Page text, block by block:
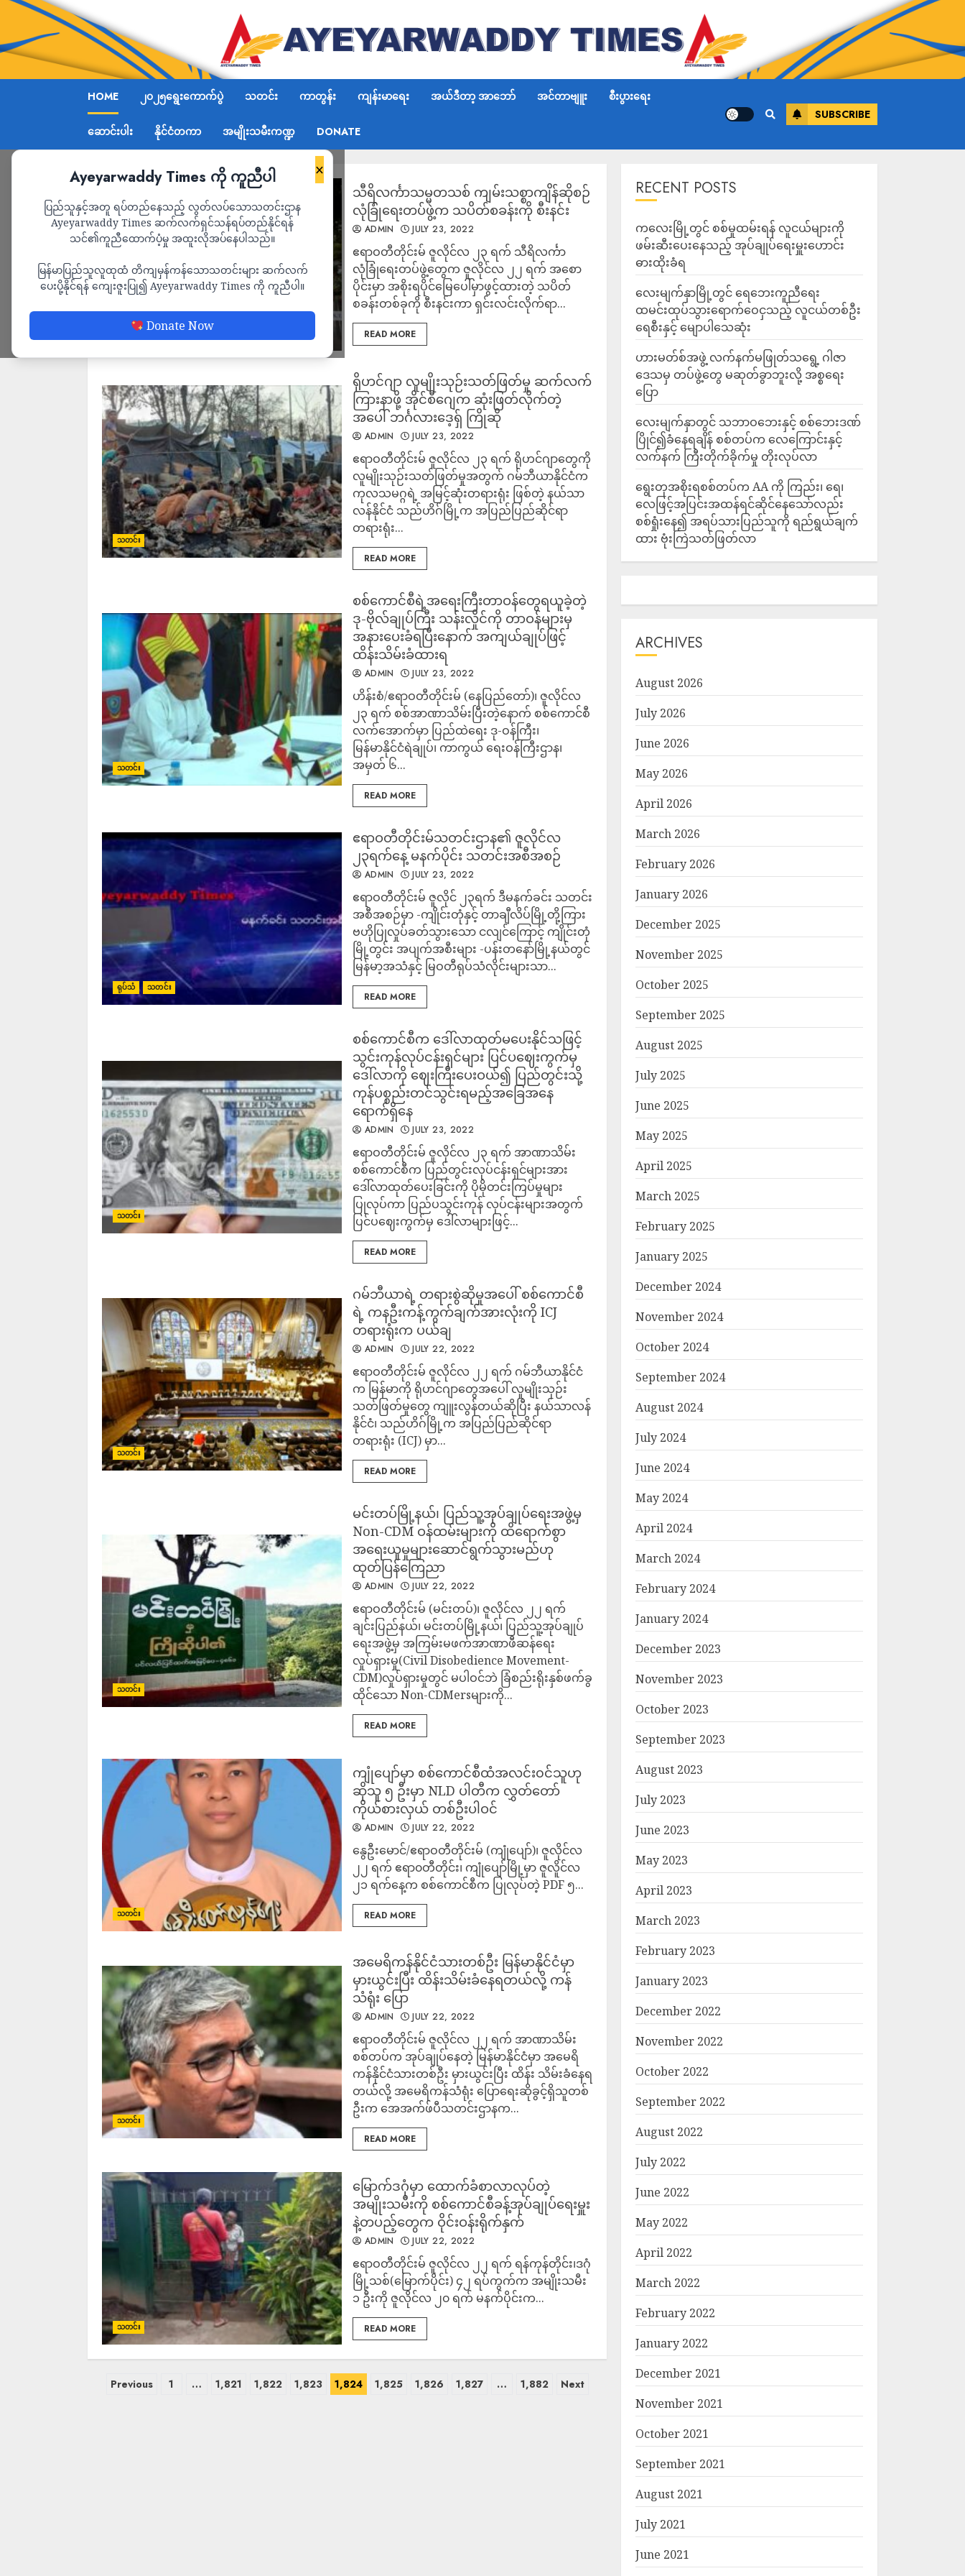
HOME ၂၀၂၅ရွေးကောက်ပွဲ သတင်း ကာတွန်း ကျန်းမာရေး အယ်ဒီတာ့ အာဘော် အင်တာဗျူး စီးပွားရေး
ဆောင်းပါး နိုင်ငံတကာ အမျိုးသမီးကဏ္ဍ DONATE
SUBSCRIBE
×
Ayeyarwaddy Times ကို ကူညီပါ
ပြည်သူနှင့်အတူ ရပ်တည်နေသည့် လွတ်လပ်သောသတင်းဌာန
Ayeyarwaddy Times ဆက်လက်ရှင်သန်ရပ်တည်နိုင်ရန်
သင်၏ကူညီထောက်ပံ့မှု အထူးလိုအပ်နေပါသည်။
မြန်မာပြည်သူလူထုထံ တိကျမှန်ကန်သောသတင်းများ ဆက်လက်
ပေးပို့နိုင်ရန် ကျေးဇူးပြု၍ Ayeyarwaddy Times ကို ကူညီပါ။
Donate Now
နိုင်ငံတကာ
သီရိလင်္ကာသမ္မတသစ် ကျမ်းသစ္စာကျိန်ဆိုစဉ်
လုံခြုံရေးတပ်ဖွဲ့က သပိတ်စခန်းကို စီးနင်း
ADMIN JULY 23, 2022
ဧရာဝတီတိုင်းမ် ဇူလိုင်လ ၂၃ ရက် သီရိလင်္ကာ
လုံခြုံရေးတပ်ဖွဲ့တွေက ဇူလိုင်လ ၂၂ ရက် အစော
ပိုင်းမှာ အစိုးရပိုင်မြေပေါ်မှာဖွင့်ထားတဲ့ သပိတ်
စခန်းတစ်ခုကို စီးနင်းကာ ရှင်းလင်းလိုက်ရာ...
READ MORE
သတင်း
ရိုဟင်ဂျာ လူမျိုးသုဉ်းသတ်ဖြတ်မှု ဆက်လက်
ကြားနာဖို့ အိုင်စီဂျေက ဆုံးဖြတ်လိုက်တဲ့
အပေါ် ဘင်္ဂလားဒေ့ရှ် ကြိုဆို
ADMIN JULY 23, 2022
ဧရာဝတီတိုင်းမ် ဇူလိုင်လ ၂၃ ရက် ရိုဟင်ဂျာတွေကို
လူမျိုးသုဉ်းသတ်ဖြတ်မှုအတွက် ဂမ်ဘီယာနိုင်ငံက
ကုလသမဂ္ဂရဲ့ အမြင့်ဆုံးတရားရုံး ဖြစ်တဲ့ နယ်သာ
လန်နိုင်ငံ သည်ဟိဂ်မြို့က အပြည်ပြည်ဆိုင်ရာ
တရားရုံး...
READ MORE
သတင်း
စစ်ကောင်စီရဲ့အရေးကြီးတာဝန်တွေရယူခဲ့တဲ့
ဒု-ဗိုလ်ချုပ်ကြီး သန်းလှိုင်ကို တာဝန်များမှ
အနားပေးခံရပြီးနောက် အကျယ်ချုပ်ဖြင့်
ထိန်းသိမ်းခံထားရ
ADMIN JULY 23, 2022
ဟိန်းစံ/ဧရာဝတီတိုင်းမ် (နေပြည်တော်)၊ ဇူလိုင်လ
၂၃ ရက် စစ်အာဏာသိမ်းပြီးတဲ့နောက် စစ်ကောင်စီ
လက်အောက်မှာ ပြည်ထဲရေး ဒု-ဝန်ကြီး၊
မြန်မာနိုင်ငံရဲချုပ်၊ ကာကွယ် ရေးဝန်ကြီးဌာန၊
အမှတ် ၆...
READ MORE
ရုပ်သံ သတင်း
ဧရာဝတီတိုင်းမ်သတင်းဌာန၏ ဇူလိုင်လ
၂၃ရက်နေ့ မနက်ပိုင်း သတင်းအစီအစဉ်
ADMIN JULY 23, 2022
ဧရာဝတီတိုင်းမ် ဇူလိုင် ၂၃ရက် ဒီမနက်ခင်း သတင်း
အစီအစဉ်မှာ -ကျိုင်းတုံနှင့် တာချီလိပ်မြို့တို့ကြား
ဗဟိုပြုလှုပ်ခတ်သွားသော ငလျင်ကြောင့် ကျိုင်းတုံ
မြို့တွင်း အပျက်အစီးများ -ပန်းတနော်မြို့နယ်တွင်
မြန်မာ့အသံနှင့် မြဝတီရုပ်သံလိုင်းများသာ...
READ MORE
သတင်း
စစ်ကောင်စီက ဒေါ်လာထုတ်မပေးနိုင်သဖြင့်
သွင်းကုန်လုပ်ငန်းရှင်များ ပြင်ပဈေးကွက်မှ
ဒေါ်လာကို ဈေးကြီးပေးဝယ်၍ ပြည်တွင်းသို့
ကုန်ပစ္စည်းတင်သွင်းရမည့်အခြေအနေ
ရောက်ရှိနေ
ADMIN JULY 23, 2022
ဧရာဝတီတိုင်းမ် ဇူလိုင်လ ၂၃ ရက် အာဏာသိမ်း
စစ်ကောင်စီက ပြည်တွင်းလုပ်ငန်းရှင်များအား
ဒေါ်လာထုတ်ပေးခြင်းကို ပိုမိုတင်းကြပ်မှုများ
ပြုလုပ်ကာ ပြည်ပသွင်းကုန် လုပ်ငန်းများအတွက်
ပြင်ပဈေးကွက်မှ ဒေါ်လာများဖြင့်...
READ MORE
သတင်း
ဂမ်ဘီယာရဲ့ တရားစွဲဆိုမှုအပေါ် စစ်ကောင်စီ
ရဲ့ ကနဦးကန့်ကွက်ချက်အားလုံးကို ICJ
တရားရုံးက ပယ်ချ
ADMIN JULY 22, 2022
ဧရာဝတီတိုင်းမ် ဇူလိုင်လ ၂၂ ရက် ဂမ်ဘီယာနိုင်ငံ
က မြန်မာကို ရိုဟင်ဂျာတွေအပေါ် လူမျိုးသုဉ်း
သတ်ဖြတ်မှုတွေ ကျူးလွန်တယ်ဆိုပြီး နယ်သာလန်
နိုင်ငံ၊ သည်ဟိဂ်မြို့က အပြည်ပြည်ဆိုင်ရာ
တရားရုံး (ICJ) မှာ...
READ MORE
သတင်း
မင်းတပ်မြို့နယ်၊ ပြည်သူ့အုပ်ချုပ်ရေးအဖွဲ့မှ
Non-CDM ဝန်ထမ်းများကို ထိရောက်စွာ
အရေးယူမှုများဆောင်ရွက်သွားမည်ဟု
ထုတ်ပြန်ကြေညာ
ADMIN JULY 22, 2022
ဧရာဝတီတိုင်းမ် (မင်းတပ်)၊ ဇူလိုင်လ ၂၂ ရက်
ချင်းပြည်နယ်၊ မင်းတပ်မြို့နယ်၊ ပြည်သူ့အုပ်ချုပ်
ရေးအဖွဲ့မှ အကြမ်းမဖက်အာဏာဖီဆန်ရေး
လှုပ်ရှားမှု(Civil Disobedience Movement-
CDM)လှုပ်ရှားမှုတွင် မပါဝင်ဘဲ ခြံစည်းရိုးနှစ်ဖက်ခွ
ထိုင်သော Non-CDMersများကို...
READ MORE
သတင်း
ကျုံပျော်မှာ စစ်ကောင်စီထံအလင်း၀င်သူဟု
ဆိုသူ ၅ ဦးမှာ NLD ပါတီက လွှတ်တော်
ကိုယ်စားလှယ် တစ်ဦးပါဝင်
ADMIN JULY 22, 2022
နွေဦးမောင်/ဧရာဝတီတိုင်းမ် (ကျုံပျော်)၊ ဇူလိုင်လ
၂၂ ရက် ဧရာ၀တီတိုင်း၊ ကျုံပျော်မြို့မှာ ဇူလိူင်လ
၂၁ ရက်နေ့က စစ်ကောင်စီက ပြုလုပ်တဲ့ PDF ၅...
READ MORE
သတင်း
အမေရိကန်နိုင်ငံသားတစ်ဦး မြန်မာနိုင်ငံမှာ
မှားယွင်းပြီး ထိန်းသိမ်းခံနေရတယ်လို့ ကန်
သံရုံး ပြော
ADMIN JULY 22, 2022
ဧရာဝတီတိုင်းမ် ဇူလိုင်လ ၂၂ ရက် အာဏာသိမ်း
စစ်တပ်က အုပ်ချုပ်နေတဲ့ မြန်မာနိုင်ငံမှာ အမေရိ
ကန်နိုင်ငံသားတစ်ဦး မှားယွင်းပြီး ထိန်း သိမ်းခံနေရ
တယ်လို့ အမေရိကန်သံရုံး ပြောရေးဆိုခွင့်ရှိသူတစ်
ဦးက အေအက်ဖ်ပီသတင်းဌာနက...
READ MORE
သတင်း
မြောက်ဒဂုံမှာ ထောက်ခံစာလာလုပ်တဲ့
အမျိုးသမီးကို စစ်ကောင်စီခန့်အုပ်ချုပ်ရေးမှူး
နဲ့တပည့်တွေက ဝိုင်းဝန်းရိုက်နှက်
ADMIN JULY 22, 2022
ဧရာဝတီတိုင်းမ် ဇူလိုင်လ ၂၂ ရက် ရန်ကုန်တိုင်း၊ဒဂုံ
မြို့သစ်(မြောက်ပိုင်း) ၄၂ ရပ်ကွက်က အမျိုးသမီး
၁ ဦးကို ဇူလိုင်လ ၂၀ ရက် မနက်ပိုင်းက...
READ MORE
Previous 1 … 1,821 1,822 1,823 1,824 1,825 1,826 1,827 … 1,882 Next
RECENT POSTS
ကလေးမြို့တွင် စစ်မှုထမ်းရန် လူငယ်များကို
ဖမ်းဆီးပေးနေသည့် အုပ်ချုပ်ရေးမှူးဟောင်း
ဓားထိုးခံရ
လေးမျက်နှာမြို့တွင် ရေဘေးကူညီရေး
ထမင်းထုပ်သွားရောက်ဝေငှသည့် လူငယ်တစ်ဦး
ရေစီးနှင့် မျောပါသေဆုံး
ဟားမတ်စ်အဖွဲ့ လက်နက်မဖြုတ်သရွေ့ ဂါဇာ
ဒေသမှ တပ်ဖွဲ့တွေ မဆုတ်ခွာဘူးလို့ အစ္စရေး
ပြော
‎လေးမျက်နှာတွင် သဘာဝဘေးနှင့် စစ်ဘေးဒဏ်
ပြိုင်၍ခံနေရချိန် စစ်တပ်က လေကြောင်းနှင့်
လက်နက် ကြီးတိုက်ခိုက်မှု တိုးလုပ်လာ
ရွေးတုအစိုးရစစ်တပ်က AA ကို ကြည်း၊ ရေ၊
လေဖြင့်အပြင်းအထန်ရင်ဆိုင်နေသော်လည်း
စစ်ရှုံးနေ၍ အရပ်သားပြည်သူကို ရည်ရွယ်ချက်
ထား ဗုံးကြဲသတ်ဖြတ်လာ
ARCHIVES
August 2026
July 2026
June 2026
May 2026
April 2026
March 2026
February 2026
January 2026
December 2025
November 2025
October 2025
September 2025
August 2025
July 2025
June 2025
May 2025
April 2025
March 2025
February 2025
January 2025
December 2024
November 2024
October 2024
September 2024
August 2024
July 2024
June 2024
May 2024
April 2024
March 2024
February 2024
January 2024
December 2023
November 2023
October 2023
September 2023
August 2023
July 2023
June 2023
May 2023
April 2023
March 2023
February 2023
January 2023
December 2022
November 2022
October 2022
September 2022
August 2022
July 2022
June 2022
May 2022
April 2022
March 2022
February 2022
January 2022
December 2021
November 2021
October 2021
September 2021
August 2021
July 2021
June 2021